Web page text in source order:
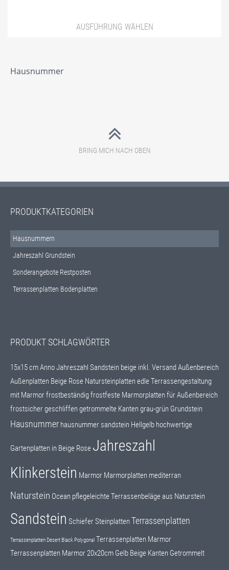
AUSFÜHRUNG WÄHLEN
Hausnummer
BRING MICH NACH OBEN
PRODUKTKATEGORIEN
Hausnummern
Jahreszahl Grundstein
Sonderangebote Restposten
Terrassenplatten Bodenplatten
PRODUKT SCHLAGWÖRTER
15x15 cmAnno Jahreszahl Sandstein beige inkl. VersandAußenbereich
Außenplatten Beige Rose Natursteinplattenedle Terrassengestaltung
mit Marmorfrostbeständigfrostfeste Marmorplatten für Außenbereich
frostsichergeschliffengetrommelte Kantengrau-grün Grundstein
Hausnummer hausnummer sandstein Hellgelb hochwertige
Gartenplatten in Beige Rose Jahreszahl
Klinkerstein Marmor Marmorplatten mediterran
Naturstein Ocean pflegeleichte Terrassenbeläge aus Naturstein
Sandstein SchieferSteinplattenTerrassenplatten
Terrassenplatten Desert Black Polygonal Terrassenplatten Marmor
Terrassenplatten Marmor 20x20cm Gelb Beige Kanten Getrommelt